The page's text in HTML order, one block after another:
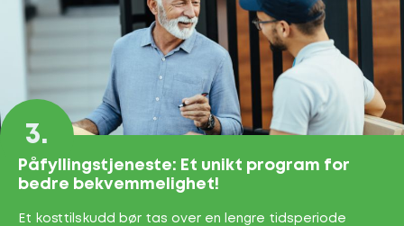
3.
Påfyllingstjeneste: Et unikt program for
bedre bekvemmelighet!
Et kosttilskudd bør tas over en lengre tidsperiode